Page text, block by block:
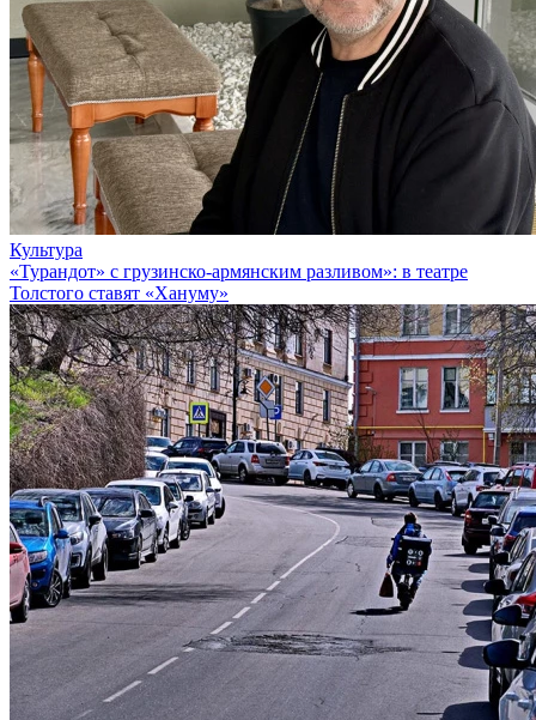
Культура
«Турандот» с грузинско-армянским разливом»: в театре
Толстого ставят «Хануму»